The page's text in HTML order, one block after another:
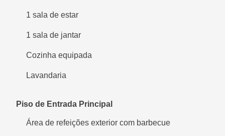
1 sala de estar
1 sala de jantar
Cozinha equipada
Lavandaria
Piso de Entrada Principal
Área de refeições exterior com barbecue